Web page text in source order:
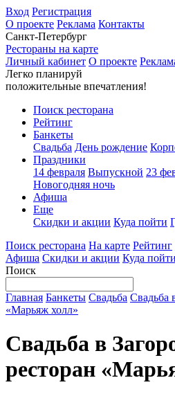
Вход Регистрация
О проекте Реклама Контакты
Санкт-Петербург
Рестораны на карте
Личный кабинет О проекте
Легко планируй
положительные впечатления!
Поиск ресторана
Рейтинг
Банкеты
Свадьба День рождение
Праздники
14 февраля Выпускной 23
Новогодняя ночь
Афиша
Еще
Скидки и акции Куда пойти
Поиск ресторана На карте Рейтинг
Афиша Скидки и акции Куда пойти
Поиск
Главная Банкеты Свадьба Свадьба
«Марьяж холл»
Свадьба в
ресторан